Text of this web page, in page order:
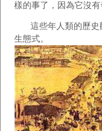
樣的事了，因為它沒有
這些年人類的歷
生態式。